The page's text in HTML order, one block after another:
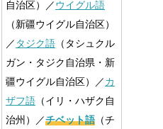
自治区）／ウイグル語
（新疆ウイグル自治区）
／ タジク語 （タシュクル
ガン・タジク自治県・新
疆ウイグル自治区）／カ
ザフ語 （イリ・ハザク自
治州）／チベット語 （チ